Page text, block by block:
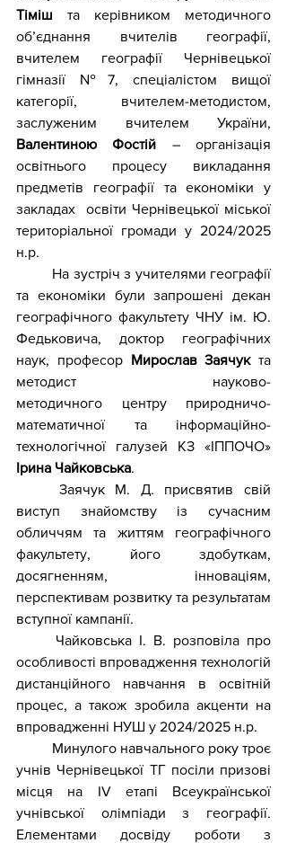
Тіміш та керівником методичного
об’єднання вчителів географії,
вчителем географії Чернівецької
гімназії №7, спеціалістом вищої
категорії, вчителем-методистом,
Валентиною Фостій
– організація
освітнього процесу викладання
предметів географії та економіки у
закладах  освіти Чернівецької міської
територіальної громади у 2024/2025
н.р.
та економіки були запрошені декан
географічного факультету ЧНУ ім. Ю.
Федьковича, доктор географічних
наук, професор Мирослав Заячук та
методист науково-
методичного центру природничо-
математичної та інформаційно-
Ірина Чайковська.
виступ знайомству із сучасним
обличчям та життям географічного
факультету, його здобуткам,
досягненням, інноваціям,
перспективам розвитку та результатам
вступної кампанії.
особливості впровадження технологій
дистанційного навчання в освітній
процес, а також зробила акценти на
впровадженні НУШ у 2024/2025 н.р.
учнів Чернівецької ТГ посіли призові
місця на IV етапі Всеукраїнської
учнівської олімпіади з географії.
Елементами досвіду роботи з